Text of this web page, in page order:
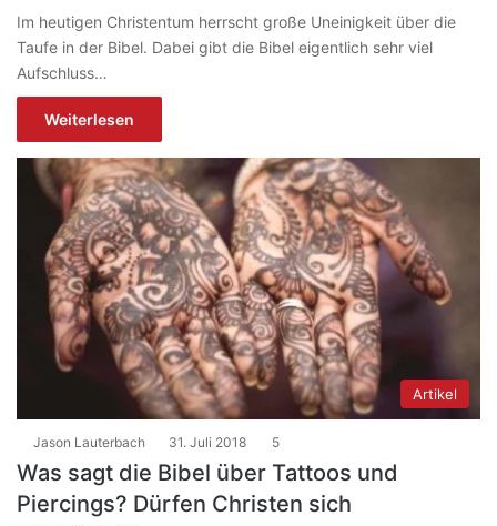
Im heutigen Christentum herrscht große Uneinigkeit über die
Taufe in der Bibel. Dabei gibt die Bibel eigentlich sehr viel
Aufschluss…
Weiterlesen
Artikel
Jason Lauterbach 31. Juli 2018 5
Was sagt die Bibel über Tattoos und
Piercings? Dürfen Christen sich